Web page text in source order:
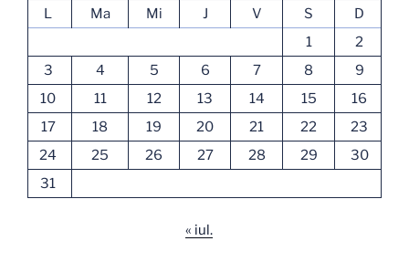
L
Ma Mi J V S
D
1
2
3
4 5 6 7 8
9
10
11 12 13 14 15
16
17
18 19 20 21 22
23
24
25 26 27 28 29
30
31
« iul.